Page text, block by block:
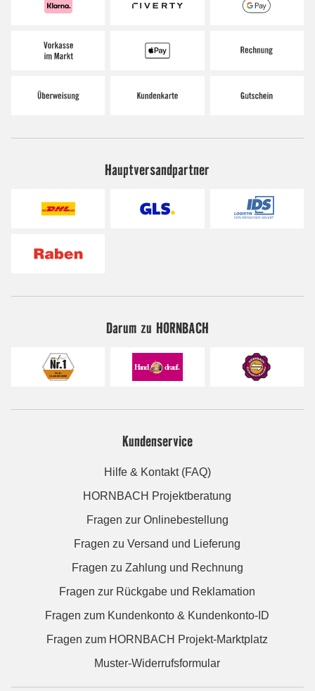
Hauptversandpartner
Darum zu HORNBACH
Kundenservice
Hilfe & Kontakt (FAQ)
HORNBACH Projektberatung
Fragen zur Onlinebestellung
Fragen zu Versand und Lieferung
Fragen zu Zahlung und Rechnung
Fragen zur Rückgabe und Reklamation
Fragen zum Kundenkonto & Kundenkonto-ID
Fragen zum HORNBACH Projekt-Marktplatz
Muster-Widerrufsformular